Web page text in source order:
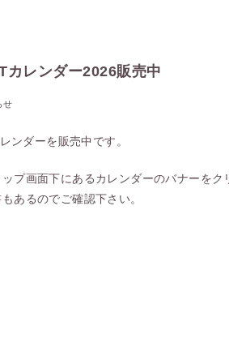
カレンダー2026販売中
せ
ンダーを販売中です。
プ画面下にあるカレンダーのバナーをク
あるのでご確認下さい。